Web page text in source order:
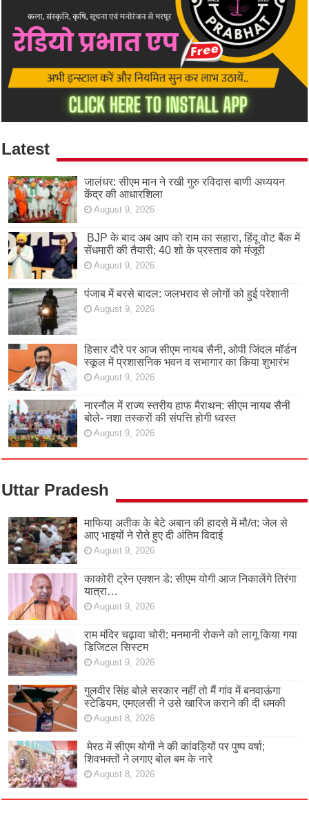
Latest
जालंधर: सीएम मान ने रखी गुरु रविदास बाणी अध्ययन
केंद्र की आधारशिला
August 9, 2026
BJP के बाद अब आप को राम का सहारा, हिंदू वोट बैंक में
सेंधमारी की तैयारी; 40 शो के प्रस्ताव को मंजूरी
August 9, 2026
पंजाब में बरसे बादल: जलभराव से लोगों को हुई परेशानी
August 9, 2026
हिसार दौरे पर आज सीएम नायब सैनी, ओपी जिंदल मॉर्डन
स्कूल में प्रशासनिक भवन व सभागार का किया शुभारंभ
August 9, 2026
नारनौल में राज्य स्तरीय हाफ मैराथन: सीएम नायब सैनी
बोले- नशा तस्करों की संपत्ति होगी ध्वस्त
August 9, 2026
Uttar Pradesh
माफिया अतीक के बेटे अबान की हादसे में मौ/त: जेल से
आए भाइयों ने रोते हुए दी अंतिम विदाई
August 9, 2026
काकोरी ट्रेन एक्शन डे: सीएम योगी आज निकालेंगे तिरंगा
यात्रा…
August 9, 2026
राम मंदिर चढ़ावा चोरी: मनमानी रोकने को लागू किया गया
डिजिटल सिस्टम
August 9, 2026
गुलवीर सिंह बोले सरकार नहीं तो मैं गांव में बनवाऊंगा
स्टेडियम, एमएलसी ने उसे खारिज कराने की दी धमकी
August 8, 2026
मेरठ में सीएम योगी ने की कांवड़ियों पर पुष्प वर्षा;
शिवभक्तों ने लगाए बोल बम के नारे
August 8, 2026